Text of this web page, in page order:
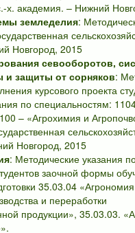
х. академия. – Нижний
земледелия:
Новгород, 2015
севооборотов,
и защиты от сорняков:
курсового проекта
по специальностям:
– «Агрохимия и
Новгород, 2015
: Методические указания
заочной формы
35.03.04
и переработки
продукции», 35.03.03.